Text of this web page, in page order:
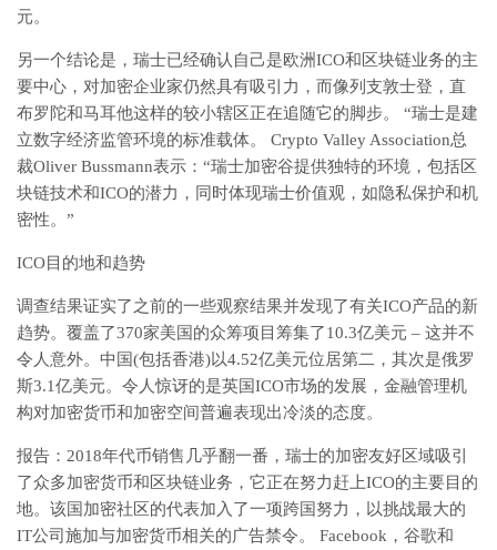
元。
另一个结论是，瑞士已经确认自己是欧洲ICO和区块链业务的主
要中心，对加密企业家仍然具有吸引力，而像列支敦士登，直
布罗陀和马耳他这样的较小辖区正在追随它的脚步。 “瑞士是建
立数字经济监管环境的标准载体。 Crypto Valley Association总
裁Oliver Bussmann表示：“瑞士加密谷提供独特的环境，包括区
块链技术和ICO的潜力，同时体现瑞士价值观，如隐私保护和机
密性。”
ICO目的地和趋势
调查结果证实了之前的一些观察结果并发现了有关ICO产品的新
趋势。覆盖了370家美国的众筹项目筹集了10.3亿美元 – 这并不
令人意外。中国(包括香港)以4.52亿美元位居第二，其次是俄罗
斯3.1亿美元。令人惊讶的是英国ICO市场的发展，金融管理机
构对加密货币和加密空间普遍表现出冷淡的态度。
报告：2018年代币销售几乎翻一番，瑞士的加密友好区域吸引
了众多加密货币和区块链业务，它正在努力赶上ICO的主要目的
地。该国加密社区的代表加入了一项跨国努力，以挑战最大的
IT公司施加与加密货币相关的广告禁令。 Facebook，谷歌和